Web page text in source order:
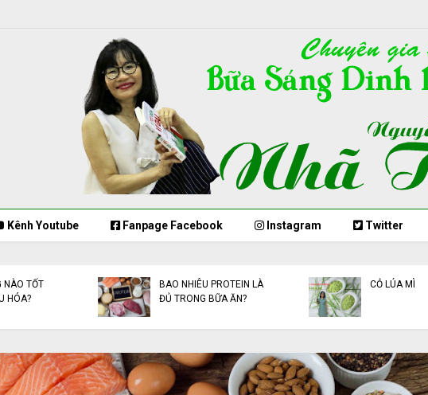
Kênh Youtube Fanpage Facebook Instagram Twitter
NÀO TỐT
HÓA?
BAO NHIÊU PROTEIN LÀ
ĐỦ TRONG BỮA ĂN?
CỎ LÚA MÌ